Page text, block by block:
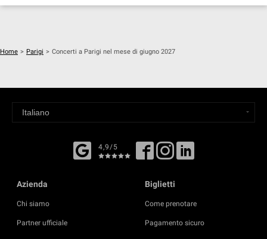
Home > Parigi > Concerti a Parigi nel mese di giugno 2027
4,9/5
Azienda
Chi siamo
Partner ufficiale
Biglietti
Come prenotare
Pagamento sicuro